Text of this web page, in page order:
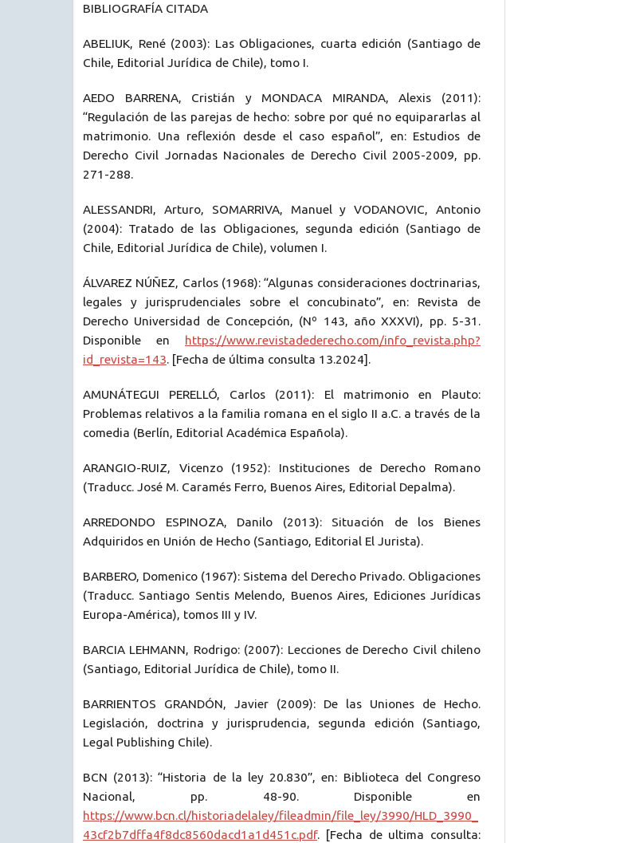
BIBLIOGRAFÍA CITADA
ABELIUK, René (2003): Las Obligaciones, cuarta edición (Santiago de
Chile, Editorial Jurídica de Chile), tomo I.
AEDO BARRENA, Cristián y MONDACA MIRANDA, Alexis (2011):
“Regulación de las parejas de hecho: sobre por qué no equipararlas al
matrimonio. Una reflexión desde el caso español”, en: Estudios de
Derecho Civil Jornadas Nacionales de Derecho Civil 2005-2009, pp.
271-288.
ALESSANDRI, Arturo, SOMARRIVA, Manuel y VODANOVIC, Antonio
(2004): Tratado de las Obligaciones, segunda edición (Santiago de
Chile, Editorial Jurídica de Chile), volumen I.
ÁLVAREZ NÚÑEZ, Carlos (1968): “Algunas consideraciones doctrinarias,
legales y jurisprudenciales sobre el concubinato”, en: Revista de
Derecho Universidad de Concepción, (Nº 143, año XXXVI), pp. 5-31.
Disponible en https://www.revistadederecho.com/info_revista.php?
id_revista=143. [Fecha de última consulta 13.2024].
AMUNÁTEGUI PERELLÓ, Carlos (2011): El matrimonio en Plauto:
Problemas relativos a la familia romana en el siglo II a.C. a través de la
comedia (Berlín, Editorial Académica Española).
ARANGIO-RUIZ, Vicenzo (1952): Instituciones de Derecho Romano
(Traducc. José M. Caramés Ferro, Buenos Aires, Editorial Depalma).
ARREDONDO ESPINOZA, Danilo (2013): Situación de los Bienes
Adquiridos en Unión de Hecho (Santiago, Editorial El Jurista).
BARBERO, Domenico (1967): Sistema del Derecho Privado. Obligaciones
(Traducc. Santiago Sentis Melendo, Buenos Aires, Ediciones Jurídicas
Europa-América), tomos III y IV.
BARCIA LEHMANN, Rodrigo: (2007): Lecciones de Derecho Civil chileno
(Santiago, Editorial Jurídica de Chile), tomo II.
BARRIENTOS GRANDÓN, Javier (2009): De las Uniones de Hecho.
Legislación, doctrina y jurisprudencia, segunda edición (Santiago,
Legal Publishing Chile).
BCN (2013): “Historia de la ley 20.830”, en: Biblioteca del Congreso
Nacional, pp. 48-90. Disponible en
https://www.bcn.cl/historiadelaley/fileadmin/file_ley/3990/HLD_3990_
43cf2b7dffa4f8dc8560dacd1a1d451c.pdf. [Fecha de ultima consulta: